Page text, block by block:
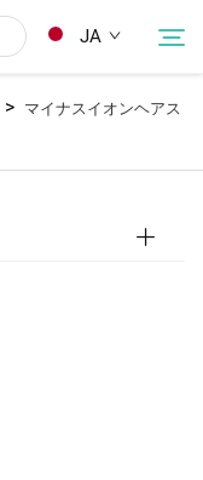
JA
> マイナスイオンヘアス